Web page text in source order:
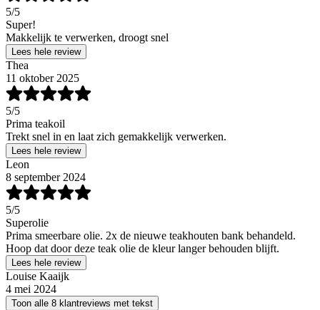
5/5
Super!
Makkelijk te verwerken, droogt snel
Lees hele review
Thea
11 oktober 2025
5/5
Prima teakoil
Trekt snel in en laat zich gemakkelijk verwerken.
Lees hele review
Leon
8 september 2024
5/5
Superolie
Prima smeerbare olie. 2x de nieuwe teakhouten bank behandeld.
Hoop dat door deze teak olie de kleur langer behouden blijft.
Lees hele review
Louise Kaaijk
4 mei 2024
Toon alle 8 klantreviews met tekst